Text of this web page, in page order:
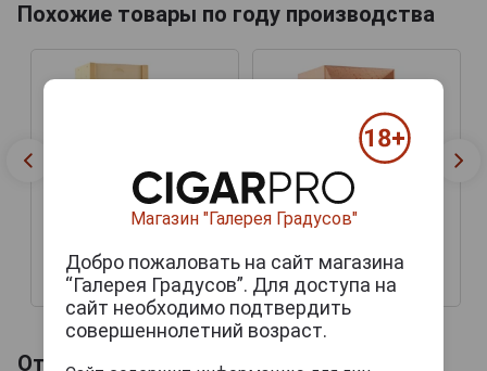
Похожие товары по году производства
42 444 руб. 51 069 руб.
Отзывы на Pierre Huet Vieux Кальвадос
Магазин "Галерея Градусов"
Добро пожаловать на сайт магазина
“Галерея Градусов”. Для доступа на
сайт необходимо подтвердить
совершеннолетний возраст.